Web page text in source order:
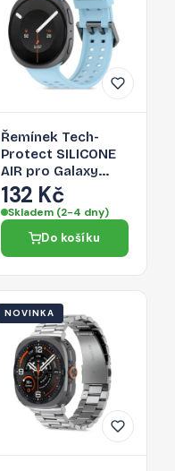
Řemínek Tech-
Protect SILICONE
AIR pro Galaxy
Watch 8 / 9 /
CLASSIC (40 / 44 /
46 MM) - baby
blue
132 Kč
Skladem (2-4 dny)
Do košíku
NOVINKA